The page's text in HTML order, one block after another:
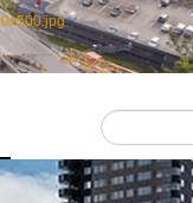
NYHETER